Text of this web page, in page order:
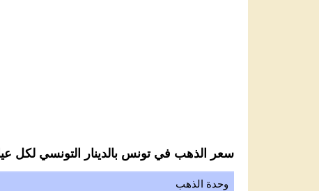
سعر الذهب في تونس بالدينار التونسي لكل عيار
وحدة الذهب